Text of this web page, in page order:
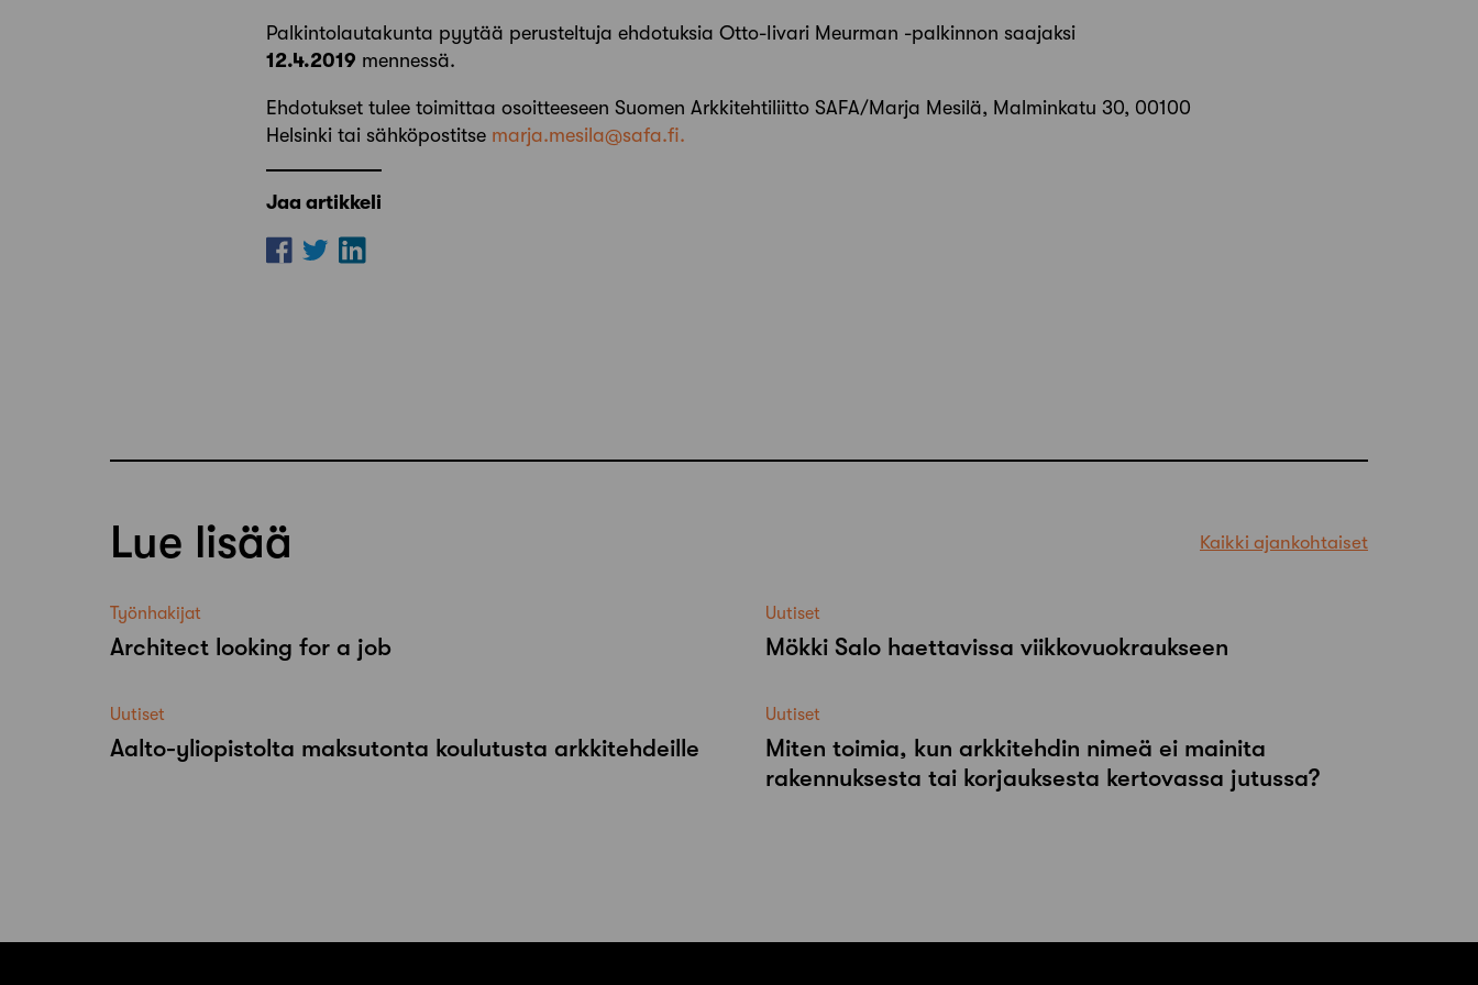
Palkintolautakunta pyytää perusteltuja ehdotuksia Otto-Iivari Meurman -palkinnon saajaksi
12.4.2019 mennessä.
Ehdotukset tulee toimittaa osoitteeseen Suomen Arkkitehtiliitto SAFA/Marja Mesilä, Malminkatu 30, 00100
Helsinki tai sähköpostitse marja.mesila@safa.fi.
Jaa artikkeli
Lue lisää Kaikki ajankohtaiset
Työnhakijat
Architect looking for a job
Uutiset
Mökki Salo haettavissa viikkovuokraukseen
Uutiset
Aalto-​yliopistolta maksutonta koulutusta arkkitehdeille
Uutiset
Miten toimia, kun arkkitehdin nimeä ei mainita
rakennuksesta tai korjauksesta kertovassa jutussa?